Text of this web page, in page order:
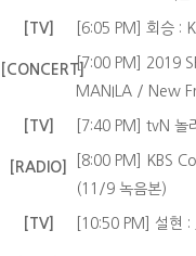
[TV] [6:05 PM] 회승 :
[CONCERT][7:00 PM] 2019
MANILA / New
[TV] [7:40 PM] tvN 놀
[RADIO]
[8:00 PM] KBS
(11/9 녹음본)
[TV] [10:50 PM] 설현 :